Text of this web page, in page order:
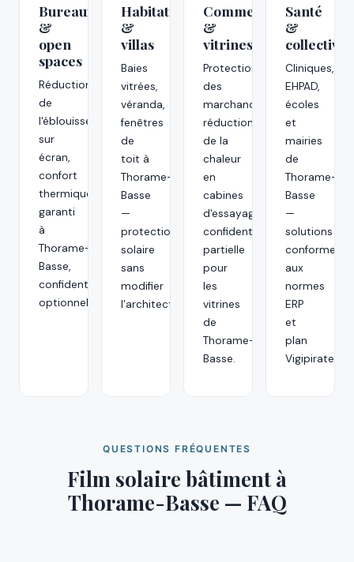
Bureaux
&
open
spaces
Réduction
de
l'éblouissement
sur
écran,
confort
thermique
garanti
à
Thorame-
Basse,
confidentialité
optionnelle.
Habitations
&
villas
Baies
vitrées,
véranda,
fenêtres
de
toit à
Thorame-
Basse
—
protection
solaire
sans
modifier
l'architecture.
Commerces
&
vitrines
Protection
des
marchandises,
réduction
de la
chaleur
en
cabines
d'essayage,
confidentialité
partielle
pour
les
vitrines
de
Thorame-
Basse.
Santé
&
Cliniques,
EHPAD,
écoles
et
mairies
de
Thorame-
Basse
—
solutions
conformes
aux
normes
ERP
et
plan
Vigipirate.
QUESTIONS FRÉQUENTES
Film solaire bâtiment à
Thorame-Basse — FAQ